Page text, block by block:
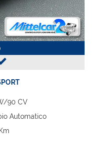
90 CV
Automatico